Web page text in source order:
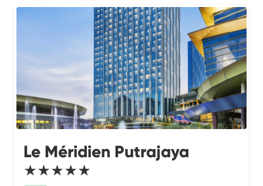
Le Méridien Putrajaya
★★★★★